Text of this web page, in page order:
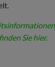
Sie hier.